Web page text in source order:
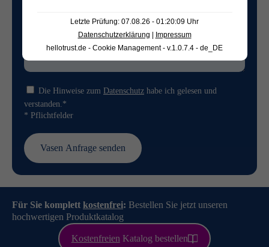
Die Hinweise zum Datenschutz habe ich gelesen und
verstanden.*
* Pflichtfelder
Für Sie komplett kostenfrei: Bestellen Sie jetzt unseren
hochwertigen Produktkatalog
Kostenfreien Katalog bestellen
Letzte Prüfung: 07.08.26 - 01:20:09 Uhr
Datenschutzerklärung | Impressum
hellotrust.de - Cookie Management - v.1.0.7.4 - de_DE